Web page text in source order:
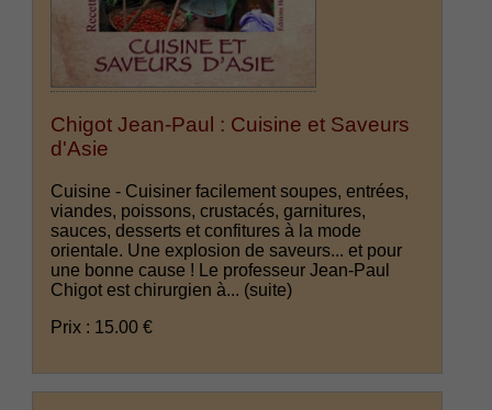
Chigot Jean-Paul : Cuisine et Saveurs
d'Asie
Cuisine - Cuisiner facilement soupes, entrées,
viandes, poissons, crustacés, garnitures,
sauces, desserts et confitures à la mode
orientale. Une explosion de saveurs... et pour
une bonne cause ! Le professeur Jean-Paul
Chigot est chirurgien à... (suite)
Prix : 15.00 €